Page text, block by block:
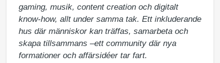
gaming, musik, content creation och digitalt
know-how, allt under samma tak. Ett inkluderande
hus där människor kan träffas, samarbeta och
skapa tillsammans –ett community där nya
formationer och affärsidéer tar fart.